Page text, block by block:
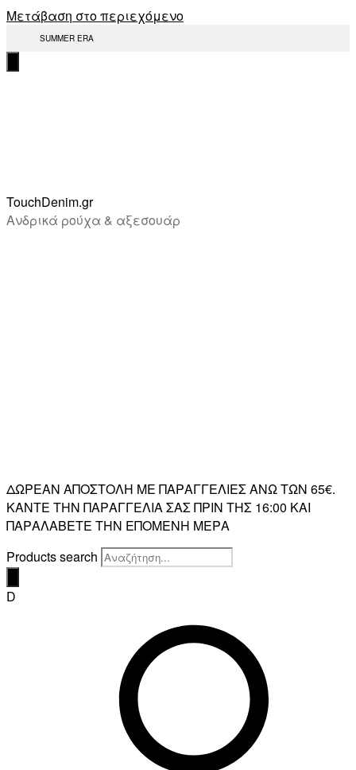
Μετάβαση στο περιεχόμενο
SUMMER ERA
TouchDenim.gr
Ανδρικά ρούχα & αξεσουάρ
ΔΩΡΕΑΝ ΑΠΟΣΤΟΛΗ ΜΕ ΠΑΡΑΓΓΕΛΙΕΣ ΑΝΩ ΤΩΝ 65€.
ΚΑΝΤΕ ΤΗΝ ΠΑΡΑΓΓΕΛΙΑ ΣΑΣ ΠΡΙΝ ΤΗΣ 16:00 ΚΑΙ
ΠΑΡΑΛΑΒΕΤΕ ΤΗΝ ΕΠΟΜΕΝΗ ΜΕΡΑ
Products search
D